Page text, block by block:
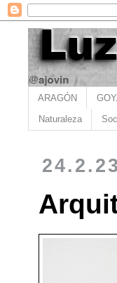
ARAGÓN
Naturaleza
24.2.23